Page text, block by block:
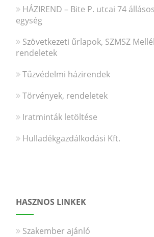
HÁZIREND – Bite P. utcai 74
egység
Szövetkezeti űrlapok, SZMSZ
rendeletek
Tűzvédelmi házirendek
Törvények, rendeletek
Iratminták letöltése
Hulladékgazdálkodási Kft.
HASZNOS LINKEK
Szakember ajánló